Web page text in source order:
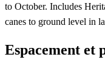
to October. Includes
canes to ground level in
Espacement et